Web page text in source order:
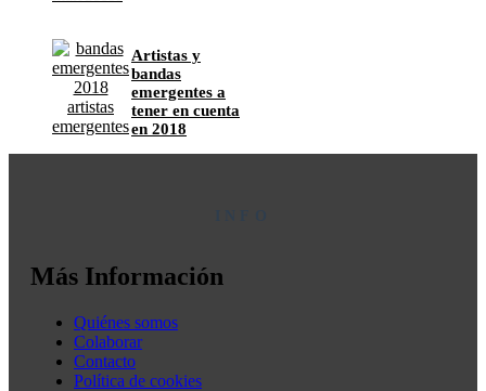
Artistas y
bandas
emergentes a
tener en cuenta
en 2018
Más Información
Quiénes somos
Colaborar
Contacto
Política de cookies